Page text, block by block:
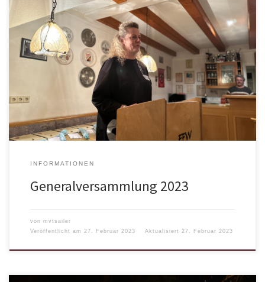
Im alten Turnus konnten wir am Freitag den 24.02.2023 zu
Jahresbeginn unsere Generalversammlung abhalten. Wie auch
schon bei der außerplanmäßigen Versammlung Ende 2022, waren
wir auch dieses Mal wieder bei der Freiwilligen Feuerwehr
Tiefenbach zu Gast. Neben den alljährlichen Berichten der
Vereinsfunktionäre konnte vor allem die Jugendleiterin Annika
Kraft Fortschritte […]
INFORMATIONEN
Generalversammlung 2023
von mvtsailer
Veröffentlicht am
27. Februar 2023 Aktualisiert 27. Februar 2023